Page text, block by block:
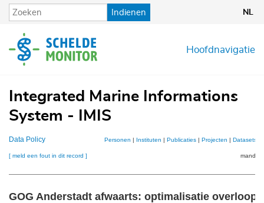
Overslaan
en
de
inhoud
Indienen NL
Hoofdnavigatie
Integrated Marine Informations
System - IMIS
Data Policy Personen | Instituten | Publicaties| Projecten | Datasets
[ meld een fout in dit record ] mandje
GOG Anderstadt afwaarts: optimalisatie